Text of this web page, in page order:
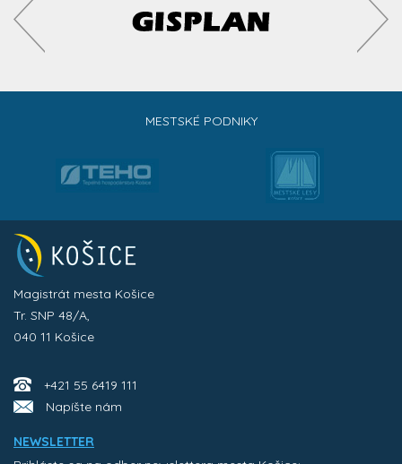
MESTSKÉ PODNIKY
Magistrát mesta Košice
Tr. SNP 48/A,
040 11 Košice
+421 55 6419 111
Napíšte nám
NEWSLETTER